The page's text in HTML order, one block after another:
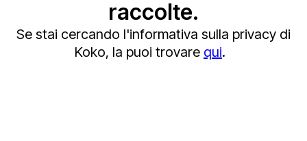
raccolte.
Se stai cercando l'informativa sulla privacy di
Koko, la puoi trovare qui.